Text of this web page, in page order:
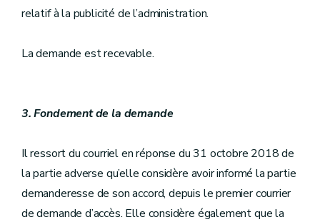
relatif à la publicité de l’administration.
La demande est recevable.
3. Fondement de la demande
Il ressort du courriel en réponse du 31 octobre 2018 de
la partie adverse qu’elle considère avoir informé la partie
demanderesse de son accord, depuis le premier courrier
de demande d’accès. Elle considère également que la